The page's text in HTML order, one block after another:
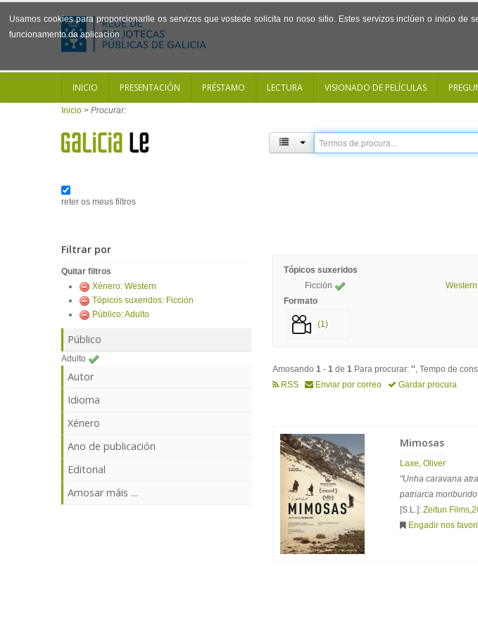
Usamos cookies para proporcionarlle os servizos que vostede solicita no noso sitio. Estes servizos inclúen o inicio
funcionamento da aplicación.
INICIO PRESENTACIÓN PRÉSTAMO LECTURA VISIONADO DE PELÍCULAS
Inicio > Procurar:
reter os meus filtros
Filtrar por
Quitar filtros
Xénero: Western
Tópicos suxeridos: Ficción
Público: Adulto
Público
Adulto
Autor
Idioma
Xénero
Ano de publicación
Editorial
Amosar máis ...
Tópicos suxeridos
Ficción
Western
Formato
(1)
Amosando 1 - 1 de 1 Para procurar: '', Tempo de
RSS
Enviar por correo Gardar procura
Mimosas
Laxe, Oliver
"Unha caravana
patriarca
[S.L.]: Zeitun Films,
Engadir nos